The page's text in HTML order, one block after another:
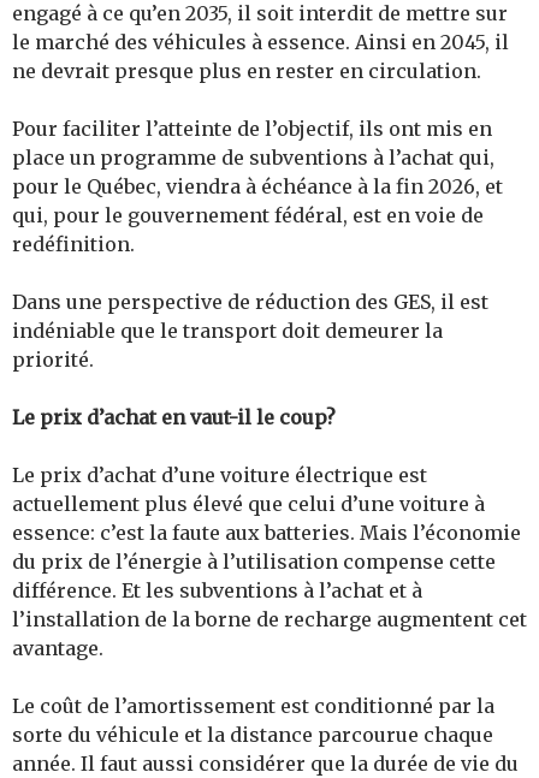
engagé à ce qu’en 2035, il soit interdit de mettre sur
le marché des véhicules à essence. Ainsi en 2045, il
ne devrait presque plus en rester en circulation.
Pour faciliter l’atteinte de l’objectif, ils ont mis en
place un programme de subventions à l’achat qui,
pour le Québec, viendra à échéance à la fin 2026, et
qui, pour le gouvernement fédéral, est en voie de
redéfinition.
Dans une perspective de réduction des GES, il est
indéniable que le transport doit demeurer la
priorité.
Le prix d’achat en vaut-il le coup?
Le prix d’achat d’une voiture électrique est
actuellement plus élevé que celui d’une voiture à
essence: c’est la faute aux batteries. Mais l’économie
du prix de l’énergie à l’utilisation compense cette
différence. Et les subventions à l’achat et à
l’installation de la borne de recharge augmentent cet
avantage.
Le coût de l’amortissement est conditionné par la
sorte du véhicule et la distance parcourue chaque
année. Il faut aussi considérer que la durée de vie du